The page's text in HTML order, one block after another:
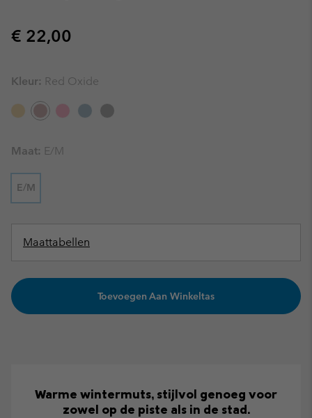
Regular price:
€ 22,00
Kleur: Red Oxide
Maat: E/M
E/M
Maattabellen
Toevoegen Aan Winkeltas
Warme wintermuts, stijlvol genoeg voor
zowel op de piste als in de stad.